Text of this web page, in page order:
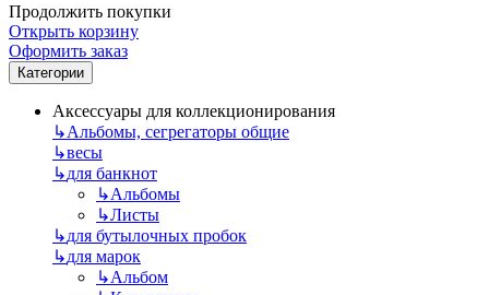
Продолжить покупки
Открыть корзину
Оформить заказ
Категории
Аксессуары для коллекционирования
↳Альбомы, сегрегаторы общие
↳весы
↳для банкнот
↳Альбомы
↳Листы
↳для бутылочных пробок
↳для марок
↳Альбом